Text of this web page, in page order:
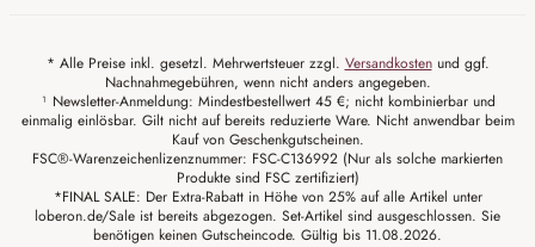
* Alle Preise inkl. gesetzl. Mehrwertsteuer zzgl. Versandkostenund ggf.
Nachnahmegebühren, wenn nicht anders angegeben.
¹ Newsletter-Anmeldung: Mindestbestellwert 45 €; nicht kombinierbar und
einmalig einlösbar. Gilt nicht auf bereits reduzierte Ware. Nicht anwendbar beim
Kauf von Geschenkgutscheinen.
FSC®-Warenzeichenlizenznummer: FSC-C136992 (Nur als solche markierten
Produkte sind FSC zertifiziert)
*FINAL SALE: Der Extra-Rabatt in Höhe von 25% auf alle Artikel unter
loberon.de/Sale ist bereits abgezogen. Set-Artikel sind ausgeschlossen. Sie
benötigen keinen Gutscheincode. Gültig bis 11.08.2026.